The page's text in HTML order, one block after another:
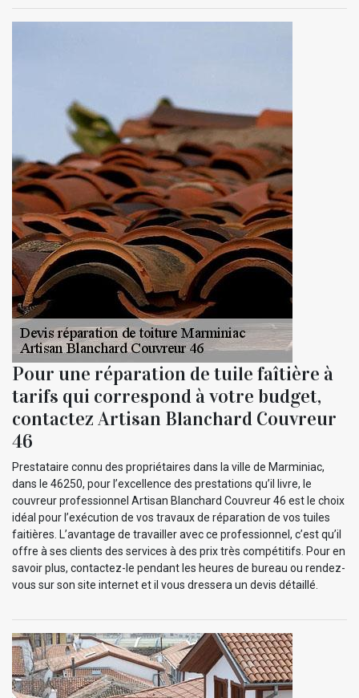
Pour une réparation de tuile faîtière à
tarifs qui correspond à votre budget,
contactez Artisan Blanchard Couvreur
46
Prestataire connu des propriétaires dans la ville de Marminiac,
dans le 46250, pour l’excellence des prestations qu’il livre, le
couvreur professionnel Artisan Blanchard Couvreur 46 est le choix
idéal pour l’exécution de vos travaux de réparation de vos tuiles
faitières. L’avantage de travailler avec ce professionnel, c’est qu’il
offre à ses clients des services à des prix très compétitifs. Pour en
savoir plus, contactez-le pendant les heures de bureau ou rendez-
vous sur son site internet et il vous dressera un devis détaillé.